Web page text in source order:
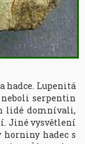
hadce. Lupenitá
serpentin
lidé domnívali,
Jiné vysvětlení
horniny hadec s